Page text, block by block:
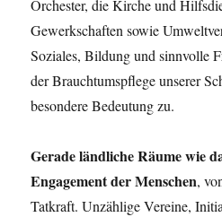
Orchester, die Kirche und
Gewerkschaften sowie
Soziales, Bildung und sinnvolle
der Brauchtumspflege unserer
besondere Bedeutung zu.
Gerade ländliche Räume wie
Engagement der Menschen,
Tatkraft. Unzählige Vereine,